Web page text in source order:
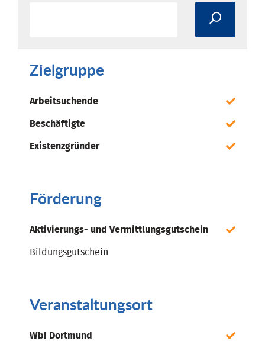
Zielgruppe
Arbeitsuchende
Beschäftigte
Existenzgründer
Förderung
Aktivierungs- und Vermittlungsgutschein
Bildungsgutschein
Veranstaltungsort
WbI Dortmund